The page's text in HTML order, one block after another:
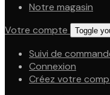
Notre magasin
Votre compte
Toggle
Suivi de
Connexion
Créez votre